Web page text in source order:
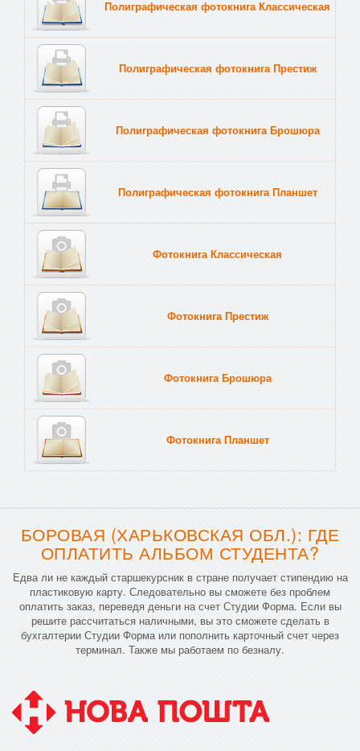
Полиграфическая фотокнига Классическая
Полиграфическая фотокнига Престиж
Полиграфическая фотокнига Брошюра
Полиграфическая фотокнига Планшет
Фотокнига Классическая
Фотокнига Престиж
Фотокнига Брошюра
Фотокнига Планшет
БОРОВАЯ (ХАРЬКОВСКАЯ ОБЛ.): ГДЕ
ОПЛАТИТЬ АЛЬБОМ СТУДЕНТА?
Едва ли не каждый старшекурсник в стране получает стипендию на
пластиковую карту. Следовательно вы сможете без проблем
оплатить заказ, переведя деньги на счет Студии Форма. Если вы
решите рассчитаться наличными, вы это сможете сделать в
бухгалтерии Студии Форма или пополнить карточный счет через
терминал. Также мы работаем по безналу.